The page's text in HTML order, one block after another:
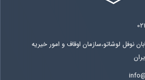
نوفل لوشاتو،سازمان اوقاف و امور خیریه